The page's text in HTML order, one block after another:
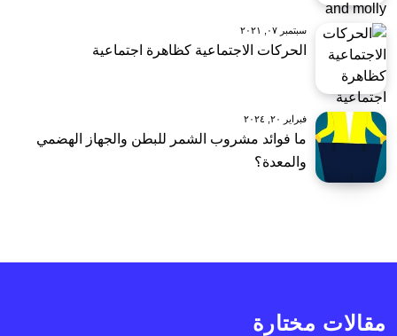
سبتمبر ٠٧, ٢٠٢١
الحركات الاجتماعية كظاهرة اجتماعية
فبراير ٢٠, ٢٠٢٤
ما فوائد مشروب الشمر للبطن والجهاز الهضمي
والمعدة؟
مقالات مختارة